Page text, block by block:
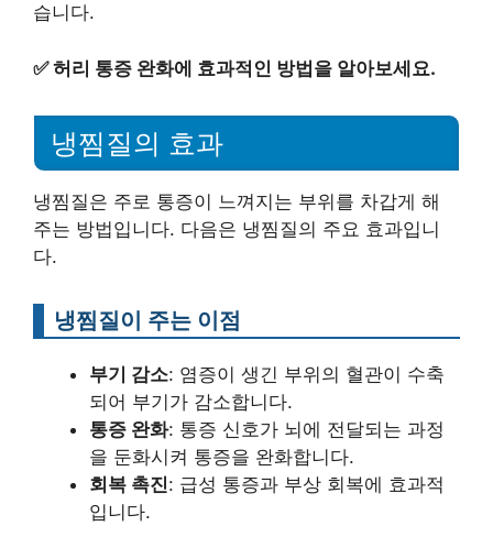
습니다.
✅허리 통증 완화에 효과적인 방법을 알아보세요.
냉찜질의 효과
냉찜질은 주로 통증이 느껴지는 부위를 차갑게 해
주는 방법입니다. 다음은 냉찜질의 주요 효과입니
다.
냉찜질이 주는 이점
부기 감소: 염증이 생긴 부위의 혈관이 수축
되어 부기가 감소합니다.
통증 완화: 통증 신호가 뇌에 전달되는 과정
을 둔화시켜 통증을 완화합니다.
회복 촉진: 급성 통증과 부상 회복에 효과적
입니다.